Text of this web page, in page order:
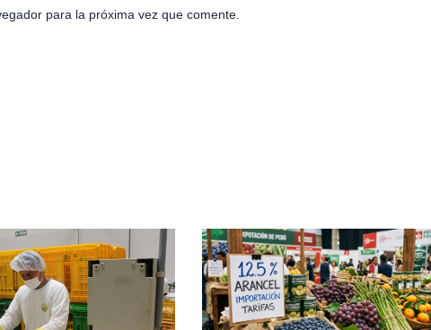
para la próxima vez que comente.
PagePage Page